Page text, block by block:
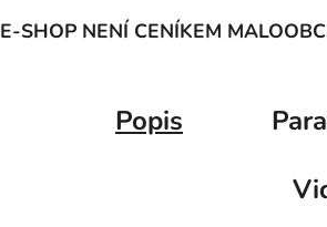
E-SHOP NENÍ CENÍKEM
Popis